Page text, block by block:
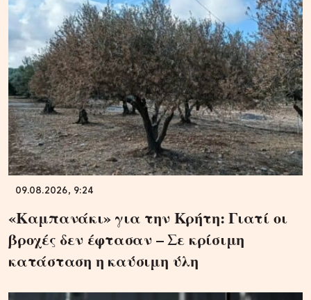
09.08.2026, 9:24
«Καμπανάκι» για την Κρήτη: Γιατί οι
βροχές δεν έφτασαν – Σε κρίσιμη
κατάσταση η καύσιμη ύλη